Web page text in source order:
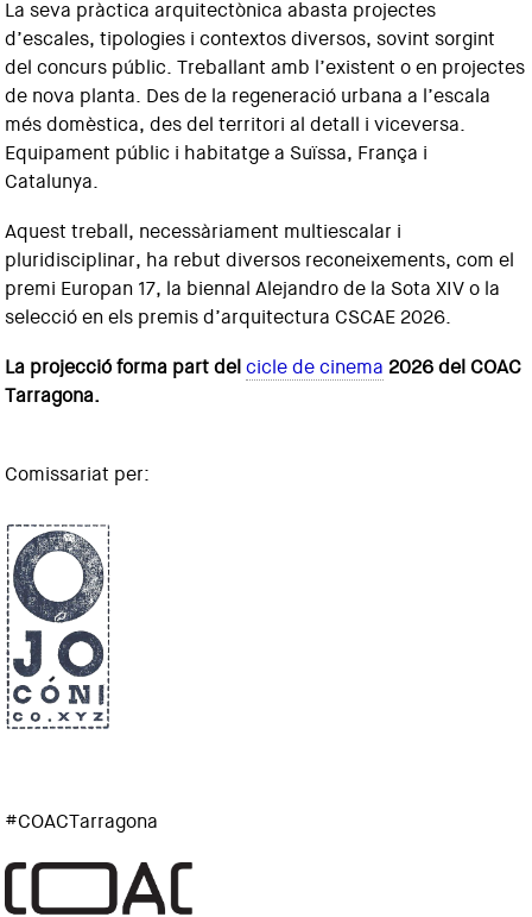
La seva pràctica arquitectònica abasta projectes
d’escales, tipologies i contextos diversos, sovint sorgint
del concurs públic. Treballant amb l’existent o en projectes
de nova planta. Des de la regeneració urbana a l’escala
més domèstica, des del territori al detall i viceversa.
Equipament públic i habitatge a Suïssa, França i
Catalunya.
Aquest treball, necessàriament multiescalar i
pluridisciplinar, ha rebut diversos reconeixements, com el
premi Europan 17, la biennal Alejandro de la Sota XIV o la
selecció en els premis d’arquitectura CSCAE 2026.
La projecció forma part delcicle de cinema 2026 del COAC
Tarragona.
Comissariat per:
#COACTarragona